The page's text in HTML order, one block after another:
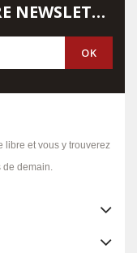
INSCRIVEZ-VOUS À NOTRE NEWSLETTER
libre et vous y trouverez
de demain.